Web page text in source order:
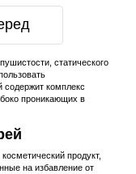
статического
комплекс
проникающих в
продукт,
на избавление от